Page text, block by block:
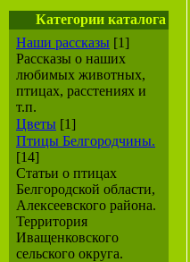
Категории каталога
Наши рассказы [1]
Рассказы о наших
любимых животных,
птицах, расстениях и
т.п.
Цветы [1]
Птицы Белгородчины.
[14]
Статьи о птицах
Белгородской области,
Алексеевского района.
Территория
Иващенковского
сельского округа.